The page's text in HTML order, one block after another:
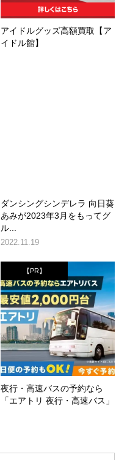
アイドルグッズ高額買取【ア
イドル館】
ダンシングシンデレラ 向日葵
あみが2023年3月をもってグ
ル...
2022.11.19
【PR】
夜行・高速バスの予約なら
「エアトリ 夜行・高速バス」